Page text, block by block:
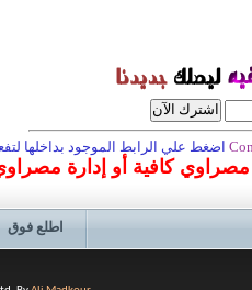
اضغط علي الرابط الموجود بداخلها
كافية أو إدارة
اطلع فوق